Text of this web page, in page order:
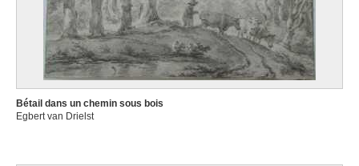
Bétail dans un chemin sous bois
Egbert van Drielst